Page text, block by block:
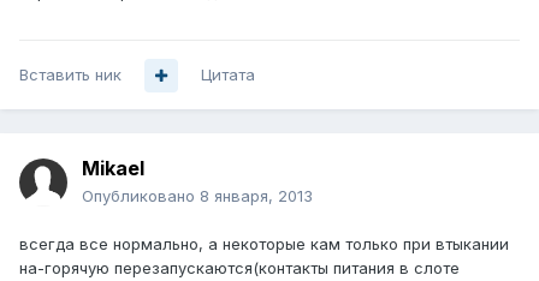
Вставить ник Цитата
Mikael
Опубликовано 8 января, 2013
всегда все нормально, а некоторые кам только при втыкании
на-горячую перезапускаются(контакты питания в слоте